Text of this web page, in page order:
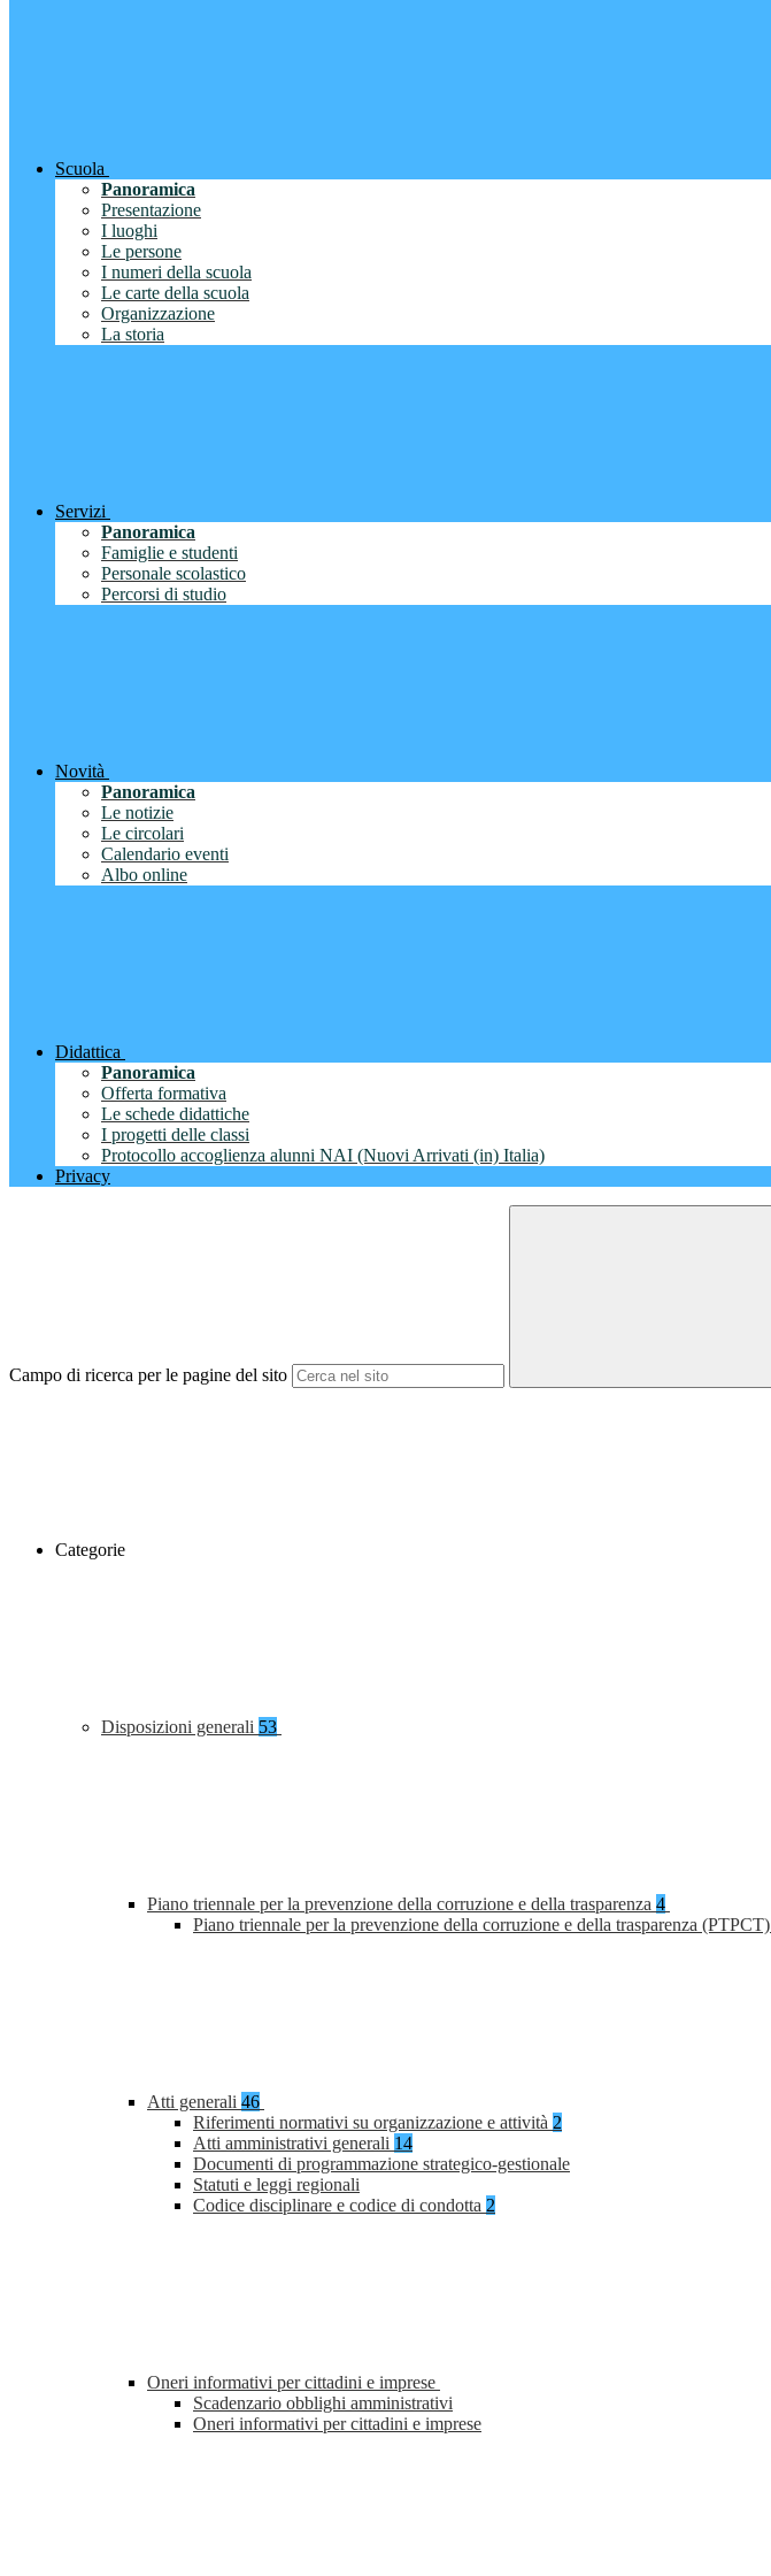
Scuola
Panoramica
Presentazione
I luoghi
Le persone
I numeri della scuola
Le carte della scuola
Organizzazione
La storia
Servizi
Panoramica
Famiglie e studenti
Personale scolastico
Percorsi di studio
Novità
Panoramica
Le notizie
Le circolari
Calendario eventi
Albo online
Didattica
Panoramica
Offerta formativa
Le schede didattiche
I progetti delle classi
Protocollo accoglienza alunni NAI (Nuovi Arrivati (in) Italia)
Privacy
Campo di ricerca per le pagine del sito
Categorie
Disposizioni generali 53
Piano triennale per la prevenzione della corruzione e della trasparenza 4
Piano triennale per la prevenzione della corruzione e della trasparenza (PTPCT)
Atti generali 46
Riferimenti normativi su organizzazione e attività 2
Atti amministrativi generali 14
Documenti di programmazione strategico-gestionale
Statuti e leggi regionali
Codice disciplinare e codice di condotta 2
Oneri informativi per cittadini e imprese
Scadenzario obblighi amministrativi
Oneri informativi per cittadini e imprese